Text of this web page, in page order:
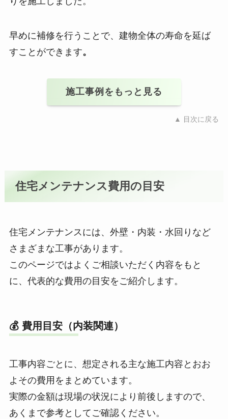
早めに補修を行うことで、建物全体の寿命を延ば
すことができます。
施工事例をもっと見る
▲ 目次に戻る
住宅メンテナンス費用の目安
住宅メンテナンスには、外壁・内装・水回りなど
さまざまな工事があります。
このページではよくご相談いただく内容をもと
に、代表的な費用の目安をご紹介します。
💰 費用目安（内装関連）
工事内容ごとに、想定される主な施工内容とおお
よその費用をまとめています。
実際の金額は現場の状況により前後しますので、
あくまで参考としてご確認ください。